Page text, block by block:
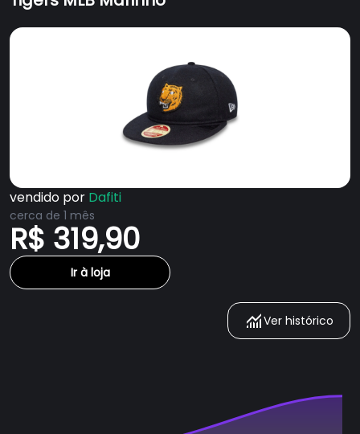
vendido por Dafiti
cerca de 1 mês
R$ 319,90
Ir à loja
Ver histórico